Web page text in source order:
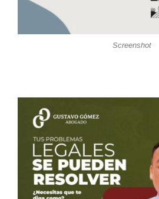
Screenshot